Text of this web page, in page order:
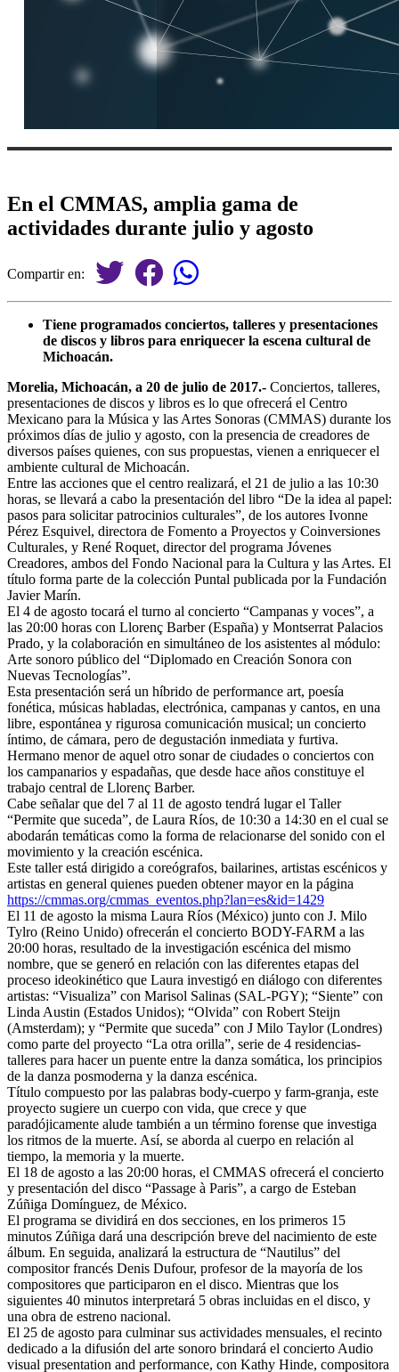
En el CMMAS, amplia gama de
actividades durante julio y agosto
Compartir en:
Tiene programados conciertos, talleres y presentaciones
de discos y libros para enriquecer la escena cultural de
Michoacán.
Morelia, Michoacán, a 20 de julio de 2017.- Conciertos, talleres,
presentaciones de discos y libros es lo que ofrecerá el Centro
Mexicano para la Música y las Artes Sonoras (CMMAS) durante los
próximos días de julio y agosto, con la presencia de creadores de
diversos países quienes, con sus propuestas, vienen a enriquecer el
ambiente cultural de Michoacán.
Entre las acciones que el centro realizará, el 21 de julio a las 10:30
horas, se llevará a cabo la presentación del libro “De la idea al papel:
pasos para solicitar patrocinios culturales”, de los autores Ivonne
Pérez Esquivel, directora de Fomento a Proyectos y Coinversiones
Culturales, y René Roquet, director del programa Jóvenes
Creadores, ambos del Fondo Nacional para la Cultura y las Artes. El
título forma parte de la colección Puntal publicada por la Fundación
Javier Marín.
El 4 de agosto tocará el turno al concierto “Campanas y voces”, a
las 20:00 horas con Llorenç Barber (España) y Montserrat Palacios
Prado, y la colaboración en simultáneo de los asistentes al módulo:
Arte sonoro público del “Diplomado en Creación Sonora con
Nuevas Tecnologías”.
Esta presentación será un híbrido de performance art, poesía
fonética, músicas habladas, electrónica, campanas y cantos, en una
libre, espontánea y rigurosa comunicación musical; un concierto
íntimo, de cámara, pero de degustación inmediata y furtiva.
Hermano menor de aquel otro sonar de ciudades o conciertos con
los campanarios y espadañas, que desde hace años constituye el
trabajo central de Llorenç Barber.
Cabe señalar que del 7 al 11 de agosto tendrá lugar el Taller
“Permite que suceda”, de Laura Ríos, de 10:30 a 14:30 en el cual se
abodarán temáticas como la forma de relacionarse del sonido con el
movimiento y la creación escénica.
Este taller está dirigido a coreógrafos, bailarines, artistas escénicos y
artistas en general quienes pueden obtener mayor en la página
https://cmmas.org/cmmas_ eventos.php?lan=es&id=1429
El 11 de agosto la misma Laura Ríos (México) junto con J. Milo
Tylro (Reino Unido) ofrecerán el concierto BODY-FARM a las
20:00 horas, resultado de la investigación escénica del mismo
nombre, que se generó en relación con las diferentes etapas del
proceso ideokinético que Laura investigó en diálogo con diferentes
artistas: “Visualiza” con Marisol Salinas (SAL-PGY); “Siente” con
Linda Austin (Estados Unidos); “Olvida” con Robert Steijn
(Amsterdam); y “Permite que suceda” con J Milo Taylor (Londres)
como parte del proyecto “La otra orilla”, serie de 4 residencias-
talleres para hacer un puente entre la danza somática, los principios
de la danza posmoderna y la danza escénica.
Título compuesto por las palabras body-cuerpo y farm-granja, este
proyecto sugiere un cuerpo con vida, que crece y que
paradójicamente alude también a un término forense que investiga
los ritmos de la muerte. Así, se aborda al cuerpo en relación al
tiempo, la memoria y la muerte.
El 18 de agosto a las 20:00 horas, el CMMAS ofrecerá el concierto
y presentación del disco “Passage à Paris”, a cargo de Esteban
Zúñiga Domínguez, de México.
El programa se dividirá en dos secciones, en los primeros 15
minutos Zúñiga dará una descripción breve del nacimiento de este
álbum. En seguida, analizará la estructura de “Nautilus” del
compositor francés Denis Dufour, profesor de la mayoría de los
compositores que participaron en el disco. Mientras que los
siguientes 40 minutos interpretará 5 obras incluidas en el disco, y
una obra de estreno nacional.
El 25 de agosto para culminar sus actividades mensuales, el recinto
dedicado a la difusión del arte sonoro brindará el concierto Audio
visual presentation and performance, con Kathy Hinde, compositora